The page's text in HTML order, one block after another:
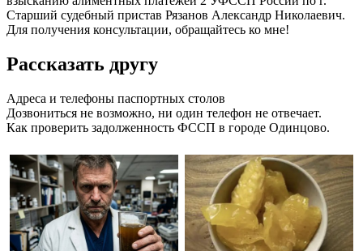
Старший судебный пристав Рязанов Александр Николаевич.
Для получения консультации, обращайтесь ко мне!
Рассказать другу
Адреса и телефоны паспортных столов
Дозвониться не возможно, ни один телефон не отвечает.
Как проверить задолженность ФССП в городе Одинцово.